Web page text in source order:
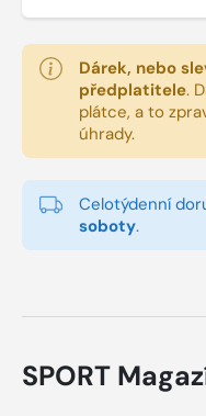
Dárek, nebo
předplatitele.
plátce, a to
úhrady.
Celotýdenní
soboty.
SPORT